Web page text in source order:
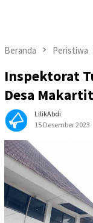
Beranda Peristiwa
Inspektorat
Desa
LilikAbdi
15 Desember 2023